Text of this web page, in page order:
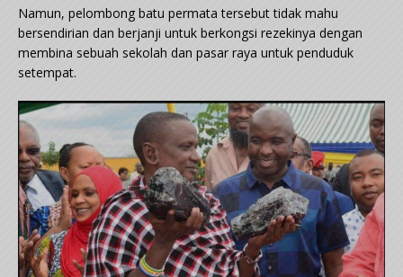
Namun, pelombong batu permata tersebut tidak mahu
bersendirian dan berjanji untuk berkongsi rezekinya dengan
membina sebuah sekolah dan pasar raya untuk penduduk
setempat.